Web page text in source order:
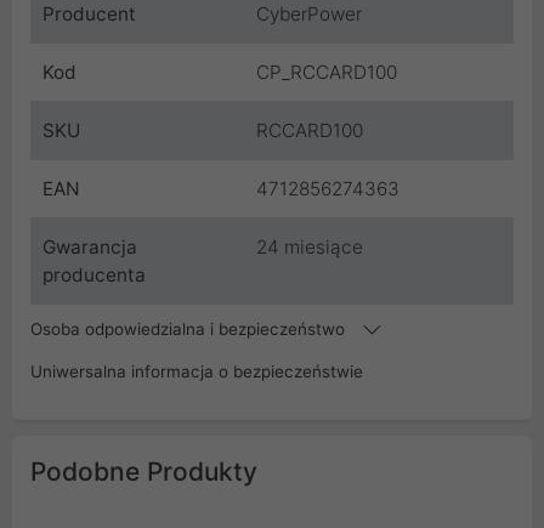
Producent CyberPower
Kod CP_RCCARD100
SKU RCCARD100
EAN 4712856274363
Gwarancja
producenta
24 miesiące
Osoba odpowiedzialna i bezpieczeństwo
Uniwersalna informacja o bezpieczeństwie
Podobne Produkty